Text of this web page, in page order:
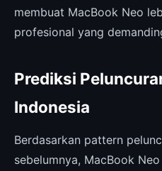
membuat MacBook Neo
profesional yang
Prediksi
Indonesia
Berdasarkan pattern
sebelumnya, MacBook